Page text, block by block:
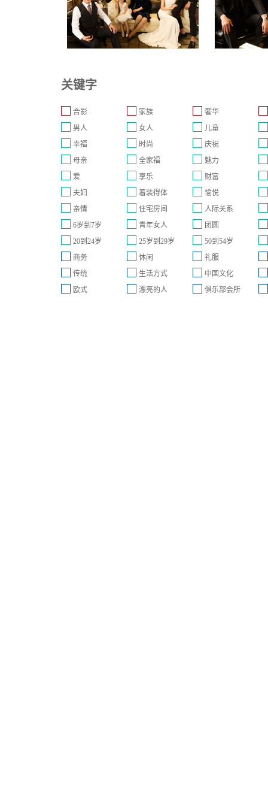
关键字
合影 家族
奢华
男人
女人
儿童
幸福
时尚
庆祝
母亲
全家福
魅力
爱
享乐
财富
夫妇
着装得体
愉悦
亲情
住宅房间
人际关系
6岁到7岁
青年女人
团圆
20到24岁
25岁到29岁
50到54岁
商务
休闲
礼服
传统
生活方式
中国文化
欧式
漂亮的人 俱乐部会所